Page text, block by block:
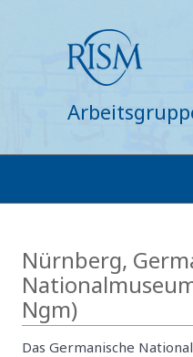
Nürnberg,
Ngm)
Das Germanische